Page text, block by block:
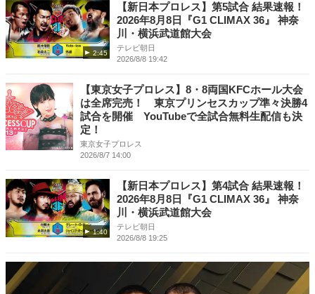
2:45
【新日本プロレス】第5試合 結果速報！
2026年8月8日『G1 CLIMAX 36』 神奈
川・横浜武道館大会
テレビ朝日
2026/8/8 19:42
【東京女子プロレス】8・8両国KFCホール大会
は全席完売！ 東京プリンセスカップ準々決勝4
試合を開催 YouTubeで全試合無料生配信も決
定！
東京女子プロレス
2026/8/7 14:00
1:40
【新日本プロレス】第4試合 結果速報！
2026年8月8日『G1 CLIMAX 36』 神奈
川・横浜武道館大会
テレビ朝日
2026/8/8 19:25